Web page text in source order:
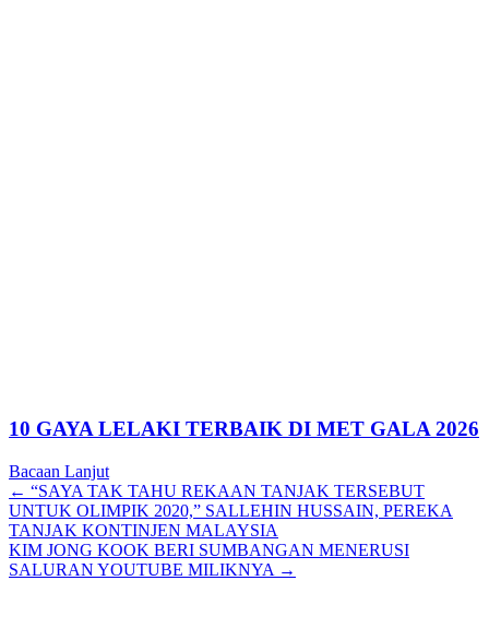
10 GAYA LELAKI TERBAIK DI MET GALA 2026
Bacaan Lanjut
Posts
navigation
← “SAYA TAK TAHU REKAAN TANJAK TERSEBUT
UNTUK OLIMPIK 2020,” SALLEHIN HUSSAIN, PEREKA
TANJAK KONTINJEN MALAYSIA
KIM JONG KOOK BERI SUMBANGAN MENERUSI
SALURAN YOUTUBE MILIKNYA →